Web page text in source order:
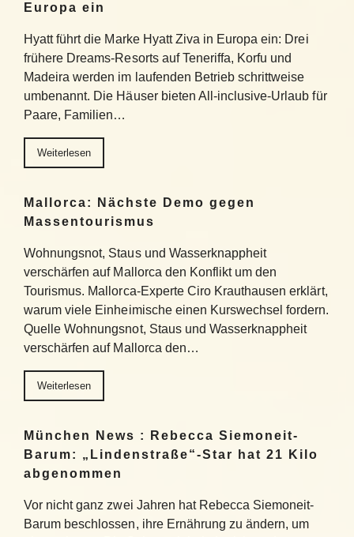
Europa ein
Hyatt führt die Marke Hyatt Ziva in Europa ein: Drei
frühere Dreams-Resorts auf Teneriffa, Korfu und
Madeira werden im laufenden Betrieb schrittweise
umbenannt. Die Häuser bieten All-inclusive-Urlaub für
Paare, Familien…
Weiterlesen
Mallorca: Nächste Demo gegen
Massentourismus
Wohnungsnot, Staus und Wasserknappheit
verschärfen auf Mallorca den Konflikt um den
Tourismus. Mallorca-Experte Ciro Krauthausen erklärt,
warum viele Einheimische einen Kurswechsel fordern.
Quelle Wohnungsnot, Staus und Wasserknappheit
verschärfen auf Mallorca den…
Weiterlesen
München News : Rebecca Siemoneit-
Barum: „Lindenstraße“-Star hat 21 Kilo
abgenommen
Vor nicht ganz zwei Jahren hat Rebecca Siemoneit-
Barum beschlossen, ihre Ernährung zu ändern, um